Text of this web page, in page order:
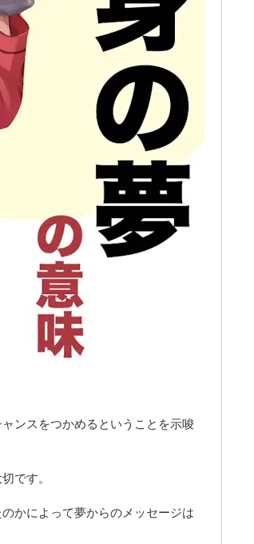
ンスをつかめるということを示唆
です。
かによって夢からのメッセージは